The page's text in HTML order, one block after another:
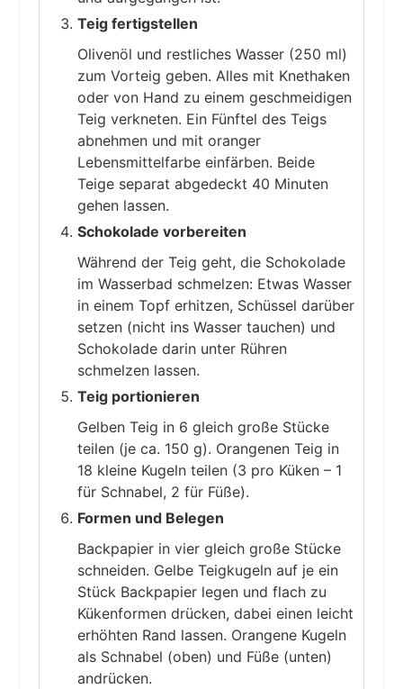
Teig fertigstellen
Olivenöl und restliches Wasser (250 ml)
zum Vorteig geben. Alles mit Knethaken
oder von Hand zu einem geschmeidigen
Teig verkneten. Ein Fünftel des Teigs
abnehmen und mit oranger
Lebensmittelfarbe einfärben. Beide
Teige separat abgedeckt 40 Minuten
gehen lassen.
Schokolade vorbereiten
Während der Teig geht, die Schokolade
im Wasserbad schmelzen: Etwas Wasser
in einem Topf erhitzen, Schüssel darüber
setzen (nicht ins Wasser tauchen) und
Schokolade darin unter Rühren
schmelzen lassen.
Teig portionieren
Gelben Teig in 6 gleich große Stücke
teilen (je ca. 150 g). Orangenen Teig in
18 kleine Kugeln teilen (3 pro Küken – 1
für Schnabel, 2 für Füße).
Formen und Belegen
Backpapier in vier gleich große Stücke
schneiden. Gelbe Teigkugeln auf je ein
Stück Backpapier legen und flach zu
Kükenformen drücken, dabei einen leicht
erhöhten Rand lassen. Orangene Kugeln
als Schnabel (oben) und Füße (unten)
andrücken.